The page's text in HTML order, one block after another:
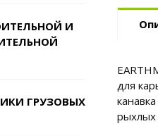
И
ГРУЗОВЫХ
для
рыхлых